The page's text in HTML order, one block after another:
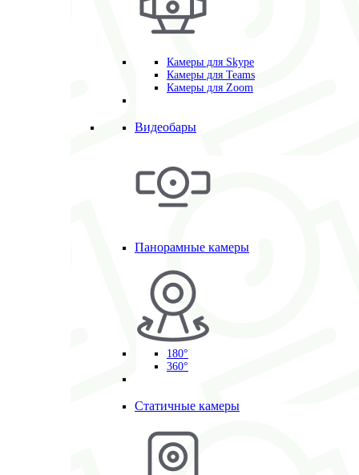
Камеры для Skype
Камеры для Teams
Камеры для Zoom
Видеобары
Панорамные камеры
180°
360°
Статичные камеры